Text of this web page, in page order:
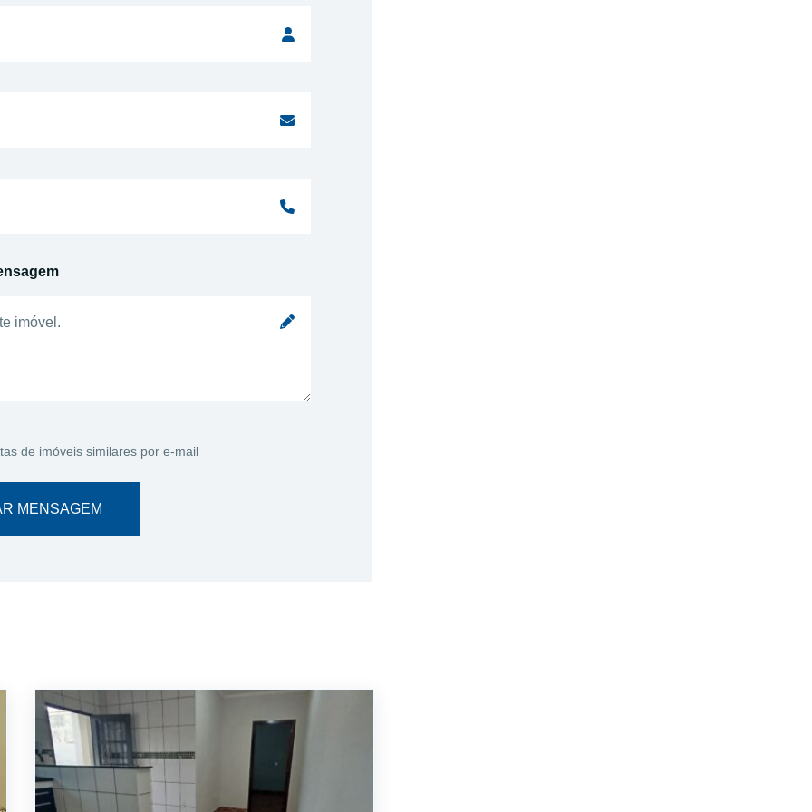
de imóveis similares por e-mail
MENSAGEM